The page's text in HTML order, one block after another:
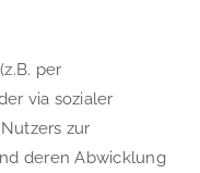
per
via sozialer
zur
deren Abwicklung